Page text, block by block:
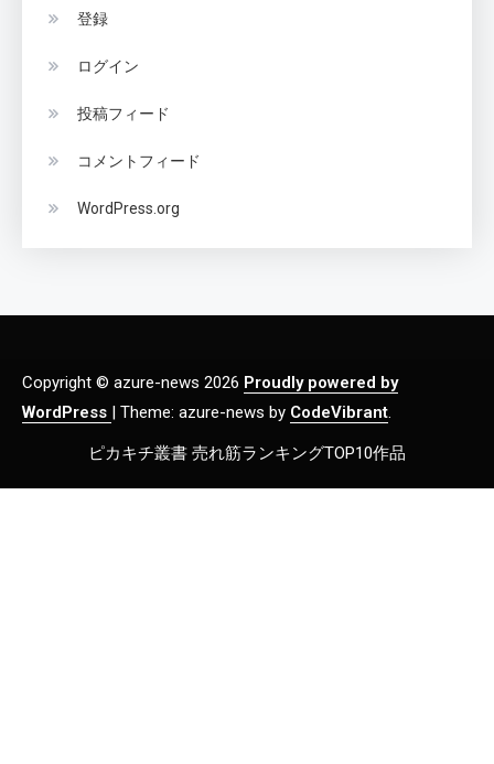
登録
ログイン
投稿フィード
コメントフィード
WordPress.org
Copyright © azure-news 2026 Proudly powered by
WordPress | Theme: azure-news by CodeVibrant.
ピカキチ叢書 売れ筋ランキングTOP10作品